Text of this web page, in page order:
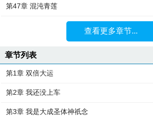
第47章 混沌青莲
查看更多章节...
章节列表
第1章 双倍大运
第2章 我还没上车
第3章 我是大成圣体神祇念